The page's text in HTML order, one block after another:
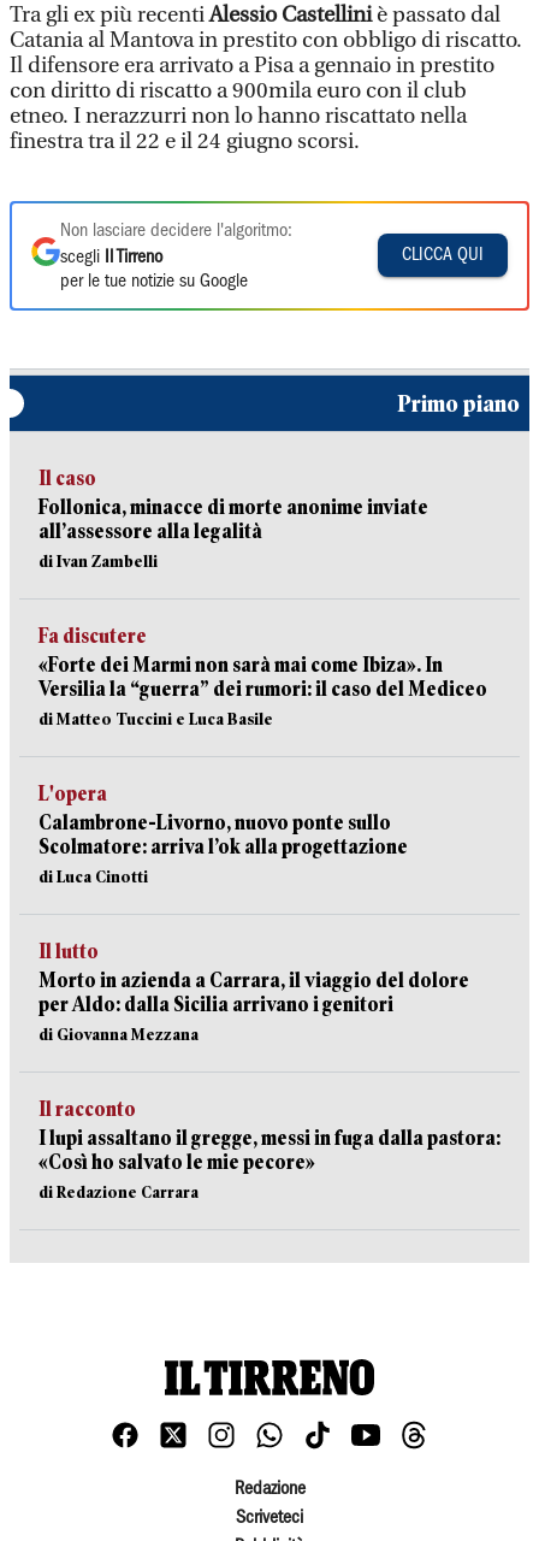
Tra gli ex più recentiAlessio Castelliniè passato dal
Catania al Mantova in prestito con obbligo di riscatto.
Il difensore era arrivato a Pisa a gennaio in prestito
con diritto di riscatto a 900mila euro con il club
etneo. I nerazzurri non lo hanno riscattato nella
finestra tra il 22 e il 24 giugno scorsi.
Non lasciare decidere l'algoritmo:
scegli
Il Tirreno
per le tue notizie su Google
CLICCA QUI
Primo piano
Il caso
Follonica, minacce di morte anonime inviate
all’assessore alla legalità
di Ivan Zambelli
Fa discutere
«Forte dei Marmi non sarà mai come Ibiza». In
Versilia la “guerra” dei rumori: il caso del Mediceo
di Matteo Tuccini e Luca Basile
L'opera
Calambrone-Livorno, nuovo ponte sullo
Scolmatore: arriva l’ok alla progettazione
di Luca Cinotti
Il lutto
Morto in azienda a Carrara, il viaggio del dolore
per Aldo: dalla Sicilia arrivano i genitori
di Giovanna Mezzana
Il racconto
I lupi assaltano il gregge, messi in fuga dalla pastora:
«Così ho salvato le mie pecore»
di Redazione Carrara
Redazione
Scriveteci